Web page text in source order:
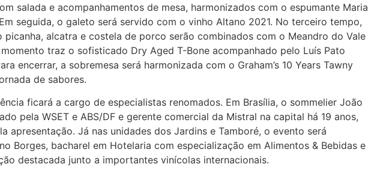
salada e acompanhamentos de mesa, harmonizados com o espumante Maria
seguida, o galeto será servido com o vinho Altano 2021. No terceiro tempo,
alcatra e costela de porco serão combinados com o Meandro do Vale
traz o sofisticado Dry Aged T-Bone acompanhado pelo Luís Pato
encerrar, a sobremesa será harmonizada com o Graham’s 10 Years Tawny
de sabores.
ficará a cargo de especialistas renomados. Em Brasília, o sommelier João
pela WSET e ABS/DF e gerente comercial da Mistral na capital há 19 anos,
apresentação. Já nas unidades dos Jardins e Tamboré, o evento será
Borges, bacharel em Hotelaria com especialização em Alimentos & Bebidas e
destacada junto a importantes vinícolas internacionais.